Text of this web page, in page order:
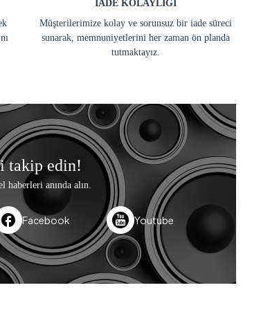
İADE KOLAYLIĞI
Müşterilerimize kolay ve sorunsuz bir iade süreci
sunarak, memnuniyetlerini her zaman ön planda
tutmaktayız.
takip edin!
haberleri anında alın.
Facebook Youtube